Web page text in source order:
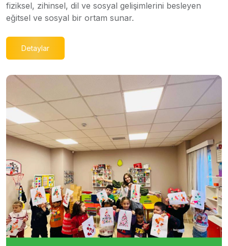
fiziksel, zihinsel, dil ve sosyal gelişimlerini besleyen
eğitsel ve sosyal bir ortam sunar.
Detaylar